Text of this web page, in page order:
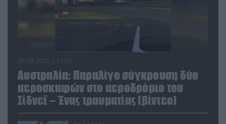
Αυστραλία: Παραλίγο σύγκρουση δύο
αεροσκαφών στο αεροδρόμιο του
Σίδνεϊ – Ένας τραυματίας (βίντεο)